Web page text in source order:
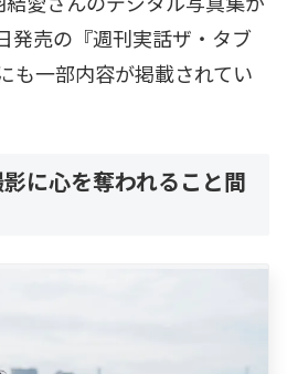
発売の『週刊実話ザ・タブ
も一部内容が掲載されてい
に心を奪われること間